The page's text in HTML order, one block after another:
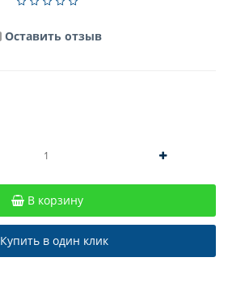
Оставить отзыв
В корзину
Купить в один клик